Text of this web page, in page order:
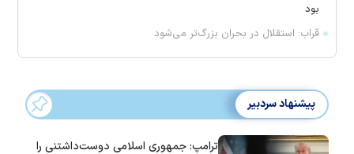
بود
قراب: استقلال در بحران بزرگ‌تر می‌شود
پیشنهاد سردبیر
ترامپ: جمهوری اسلامی دوست‌داشتنی را